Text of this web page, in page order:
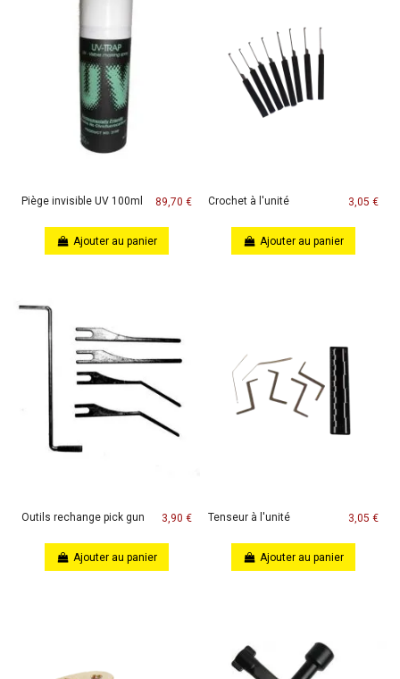
Piège invisible UV 100ml 89,70 €
Ajouter au panier
Crochet à l'unité 3,05 €
Ajouter au panier
Outils rechange pick gun 3,90 €
Ajouter au panier
Tenseur à l'unité 3,05 €
Ajouter au panier